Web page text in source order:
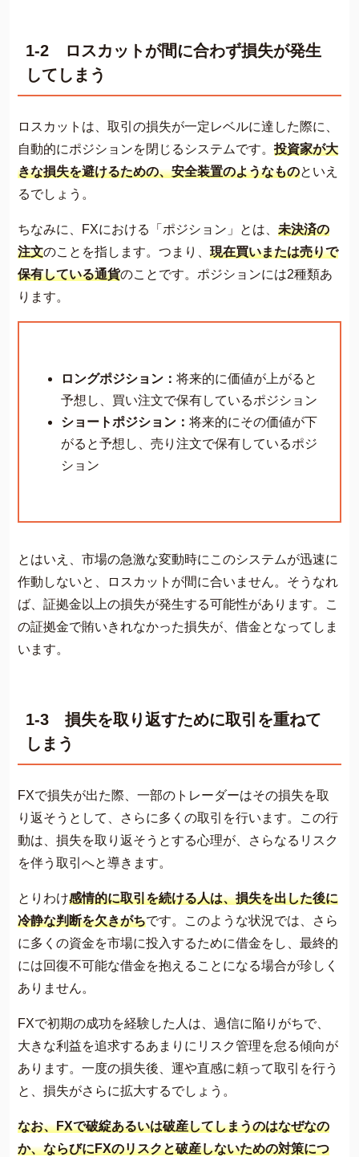
1-2 ロスカットが間に合わず損失が発生
してしまう
ロスカットは、取引の損失が一定レベルに達した際に、
自動的にポジションを閉じるシステムです。 投資家が大
きな損失を避けるための、安全装置のようなものといえ
るでしょう。
ちなみに、FXにおける「ポジション」とは、 未決済の
注文のことを指します。つまり、 現在買いまたは売りで
保有している通貨のことです。ポジションには2種類あ
ります。
ロングポジション： 将来的に価値が上がると
予想し、買い注文で保有しているポジション
ショートポジション： 将来的にその価値が下
がると予想し、売り注文で保有しているポジ
ション
とはいえ、市場の急激な変動時にこのシステムが迅速に
作動しないと、ロスカットが間に合いません。そうなれ
ば、証拠金以上の損失が発生する可能性があります。こ
の証拠金で賄いきれなかった損失が、借金となってしま
います。
1-3 損失を取り返すために取引を重ねて
しまう
FXで損失が出た際、一部のトレーダーはその損失を取
り返そうとして、さらに多くの取引を行います。この行
動は、損失を取り返そうとする心理が、さらなるリスク
を伴う取引へと導きます。
とりわけ感情的に取引を続ける人は、損失を出した後に
冷静な判断を欠きがちです。このような状況では、さら
に多くの資金を市場に投入するために借金をし、最終的
には回復不可能な借金を抱えることになる場合が珍しく
ありません。
FXで初期の成功を経験した人は、過信に陥りがちで、
大きな利益を追求するあまりにリスク管理を怠る傾向が
あります。一度の損失後、運や直感に頼って取引を行う
と、損失がさらに拡大するでしょう。
なお、FXで破綻あるいは破産してしまうのはなぜなの
か、ならびにFXのリスクと破産しないための対策につ